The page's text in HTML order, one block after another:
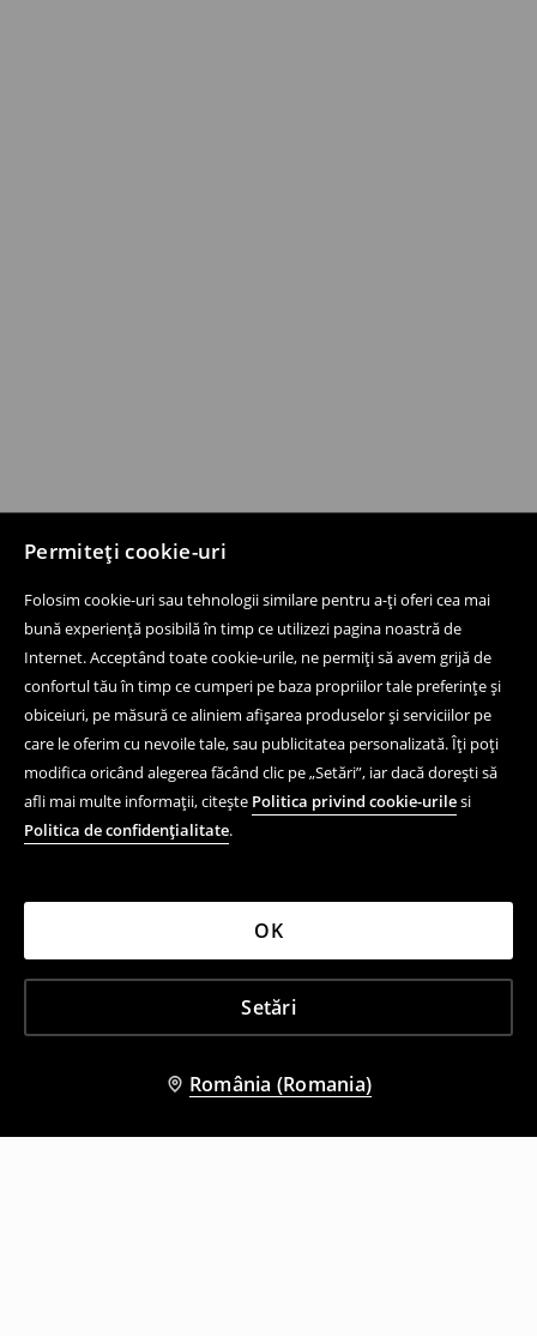
Permiteți cookie-uri
Folosim cookie-uri sau tehnologii similare pentru a-ți oferi cea mai
bună experiență posibilă în timp ce utilizezi pagina noastră de
Internet. Acceptând toate cookie-urile, ne permiți să avem grijă de
confortul tău în timp ce cumperi pe baza propriilor tale preferințe și
obiceiuri, pe măsură ce aliniem afișarea produselor și serviciilor pe
care le oferim cu nevoile tale, sau publicitatea personalizată. Îți poți
modifica oricând alegerea făcând clic pe „Setări”, iar dacă dorești să
afli mai multe informații, citește Politica privind cookie-urilesi
Politica de confidențialitate.
Setări
OK
România (Romania)